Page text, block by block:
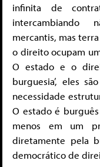
infinita de
intercambiando
mercantis, mas
o direito ocupam
O estado e o
burguesia’, eles
necessidade
O estado é
menos em um
diretamente pela
democrático de